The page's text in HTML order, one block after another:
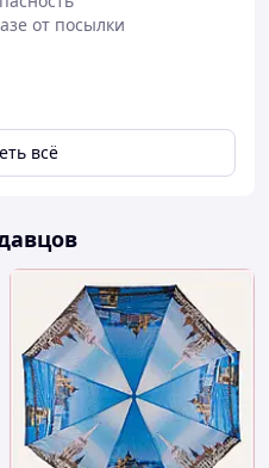
– по нажатию
стекловолокна
от посылки
всё